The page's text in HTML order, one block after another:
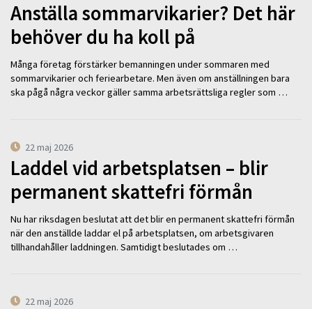
Anställa sommarvikarier? Det här
behöver du ha koll på
Många företag förstärker bemanningen under sommaren med
sommarvikarier och feriearbetare. Men även om anställningen bara
ska pågå några veckor gäller samma arbetsrättsliga regler som …
22 maj 2026
Laddel vid arbetsplatsen – blir
permanent skattefri förmån
Nu har riksdagen beslutat att det blir en permanent skattefri förmån
när den anställde laddar el på arbetsplatsen, om arbetsgivaren
tillhandahåller laddningen. Samtidigt beslutades om …
22 maj 2026